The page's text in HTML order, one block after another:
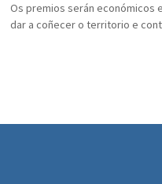
Os premios serán económicos
dar a coñecer o territorio e